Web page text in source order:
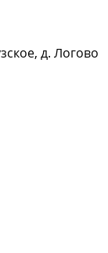
д. Логово